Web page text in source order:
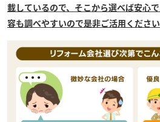
載しているので、そこから選べば安心
容も調べやすいので是非ご活用ください